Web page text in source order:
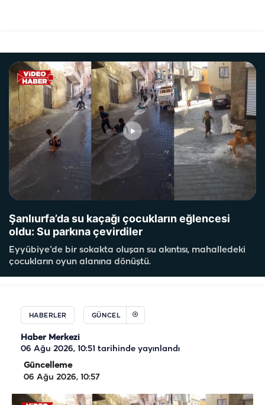
Şanlıurfa’da su kaçağı çocukların eğlencesi
oldu: Su parkına çevirdiler
Eyyübiye’de bir sokakta oluşan su akıntısı, mahalledeki
çocukların oyun alanına dönüştü.
HABERLER GÜNCEL
Haber Merkezi
06 Ağu 2026, 10:51 tarihinde yayınlandı
Güncelleme
06 Ağu 2026, 10:57